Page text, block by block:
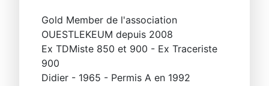
Gold Member de l'association
OUESTLEKEUM depuis 2008
Ex TDMiste 850 et 900 - Ex Traceriste
900
Didier - 1965 - Permis A en 1992